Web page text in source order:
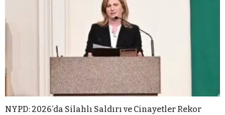
NYPD: 2026’da Silahlı Saldırı ve Cinayetler Rekor